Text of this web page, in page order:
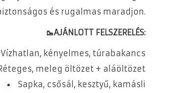
és rugalmas maradjon.
🥾AJÁNLOTT FELSZERELÉS:
Vízhatlan, kényelmes, túrabakancs
meleg öltözet + aláöltözet
Sapka, csősál, kesztyű, kamásli